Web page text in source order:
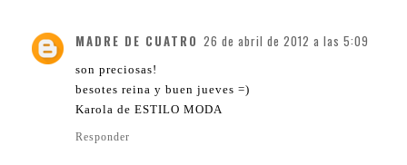
MADRE DE CUATRO 26 de abril de 2012 a las 5:09
son preciosas!
besotes reina y buen jueves =)
Karola de ESTILO MODA
Responder